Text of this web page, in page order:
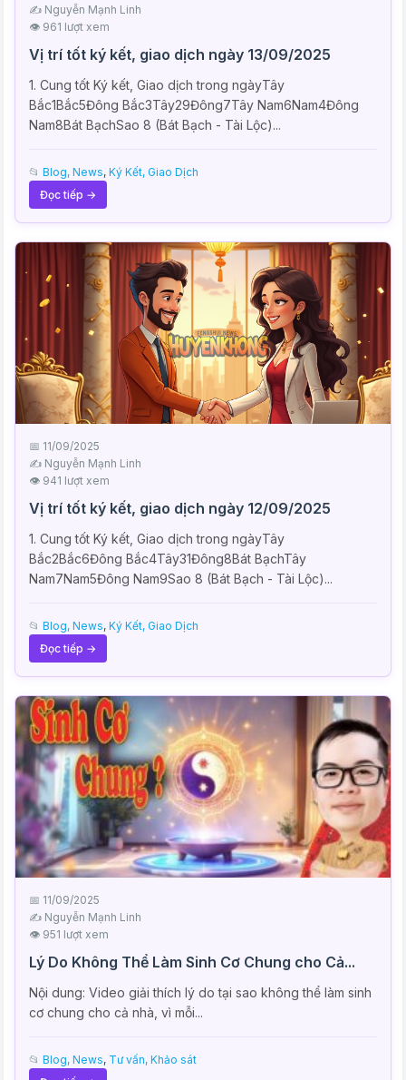
✍️ Nguyễn Mạnh Linh
👁 961 lượt xem
Vị trí tốt ký kết, giao dịch ngày 13/09/2025
1. Cung tốt Ký kết, Giao dịch trong ngàyTây
Bắc1Bắc5Đông Bắc3Tây29Đông7Tây Nam6Nam4Đông
Nam8Bát BạchSao 8 (Bát Bạch - Tài Lộc)...
📂 Blog, News, Ký Kết, Giao Dịch
Đọc tiếp →
📅 11/09/2025
✍️ Nguyễn Mạnh Linh
👁 941 lượt xem
Vị trí tốt ký kết, giao dịch ngày 12/09/2025
1. Cung tốt Ký kết, Giao dịch trong ngàyTây
Bắc2Bắc6Đông Bắc4Tây31Đông8Bát BạchTây
Nam7Nam5Đông Nam9Sao 8 (Bát Bạch - Tài Lộc)...
📂 Blog, News, Ký Kết, Giao Dịch
Đọc tiếp →
📅 11/09/2025
✍️ Nguyễn Mạnh Linh
👁 951 lượt xem
Lý Do Không Thể Làm Sinh Cơ Chung cho Cả...
Nội dung: Video giải thích lý do tại sao không thể làm sinh
cơ chung cho cả nhà, vì mỗi...
📂 Blog, News, Tư vấn, Khảo sát